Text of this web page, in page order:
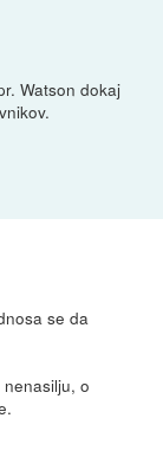
Watson dokaj
se da
o